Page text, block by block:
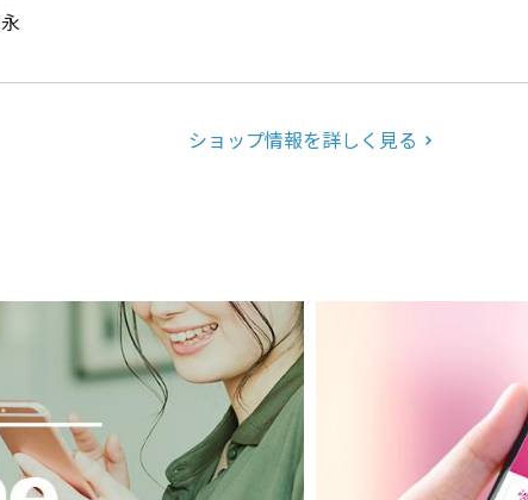
ショップ情報を詳しく見る